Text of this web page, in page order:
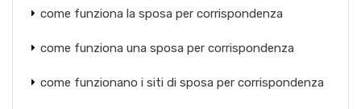
come funziona la sposa per corrispondenza
come funziona una sposa per corrispondenza
come funzionano i siti di sposa per corrispondenza